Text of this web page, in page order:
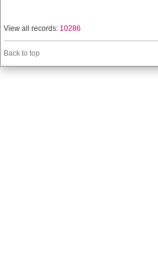
View all records: 10286
Back to top